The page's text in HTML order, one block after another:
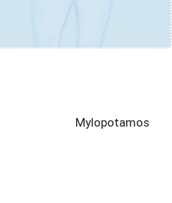
Mylopotamos